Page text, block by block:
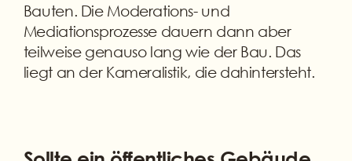
Bauten. Die Moderations- und
Mediationsprozesse dauern dann aber
teilweise genauso lang wie der Bau. Das
liegt an der Kameralistik, die dahintersteht.